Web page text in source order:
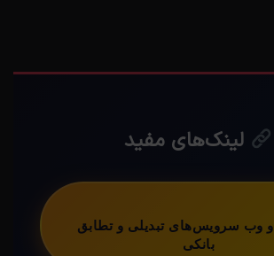
لینک‌های مفید
API و وب سرویس‌های تبدیلی و تطابق
بانکی